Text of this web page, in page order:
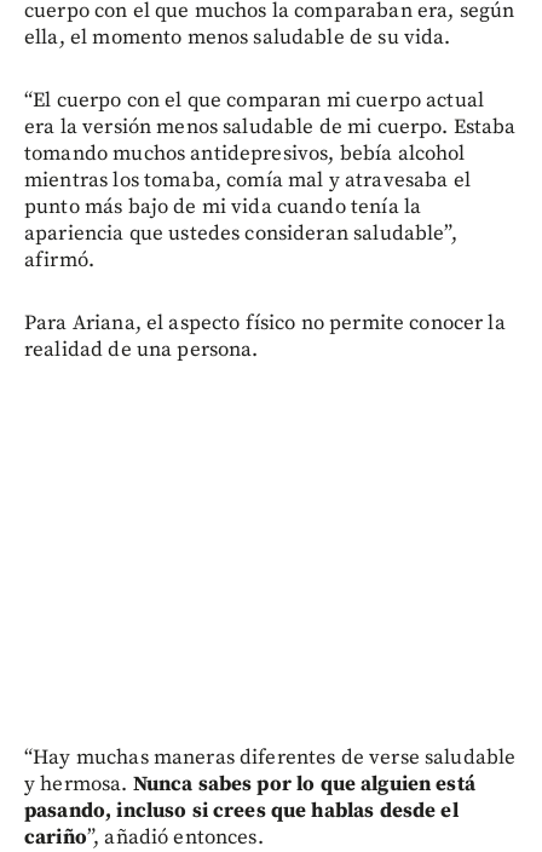
cuerpo con el que muchos la comparaban era, según
ella, el momento menos saludable de su vida.
“El cuerpo con el que comparan mi cuerpo actual
era la versión menos saludable de mi cuerpo. Estaba
tomando muchos antidepresivos, bebía alcohol
mientras los tomaba, comía mal y atravesaba el
punto más bajo de mi vida cuando tenía la
apariencia que ustedes consideran saludable”,
afirmó.
Para Ariana, el aspecto físico no permite conocer la
realidad de una persona.
“Hay muchas maneras diferentes de verse saludable
y hermosa. Nunca sabes por lo que alguien está
pasando, incluso si crees que hablas desde el
cariño”, añadió entonces.